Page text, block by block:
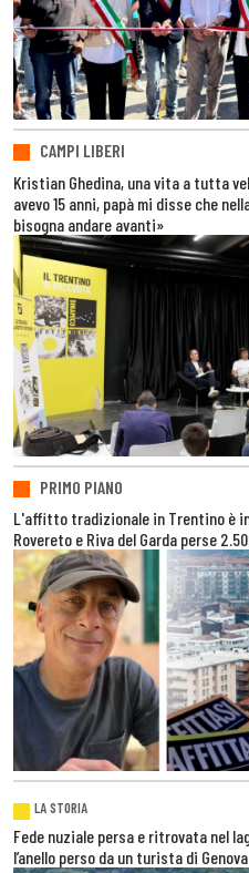
CAMPI LIBERI
Kristian Ghedina, una vita a tutta
avevo 15 anni, papà mi disse che
bisogna andare avanti»
PRIMO PIANO
L'affitto tradizionale in Trentino è
Rovereto e Riva del Garda perse
LA STORIA
Fede nuziale persa e ritrovata nel
l’anello perso da un turista di Genova